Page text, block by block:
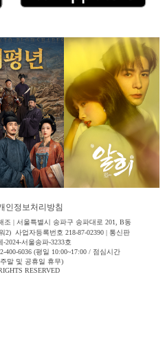
인정보처리방침
조 | 서울특별시 송파구 송파대로 201, B동
2) 사업자등록번호 218-87-02390 | 통신판
2024-서울송파-3233호
400-6036 (평일 10:00~17:00 / 점심시간
주말 및 공휴일 휴무)
RESERVED